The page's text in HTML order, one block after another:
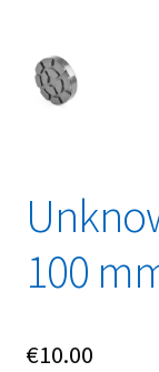
My account
Overzicht
Privacybeleid
100
€10.00